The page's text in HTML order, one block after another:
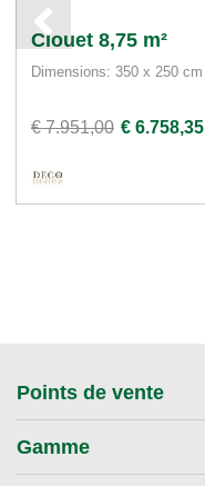
Clouet 8,75 m²
Dimensions: 350 x 250 cm
€ 7.951,00 € 6.758,35
Points de vente
Gamme